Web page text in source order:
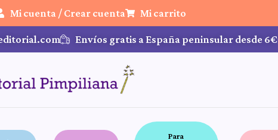
Mi cuenta / Crear cuenta Mi carrito
Envíos gratis a España peninsular desde 6€
Para